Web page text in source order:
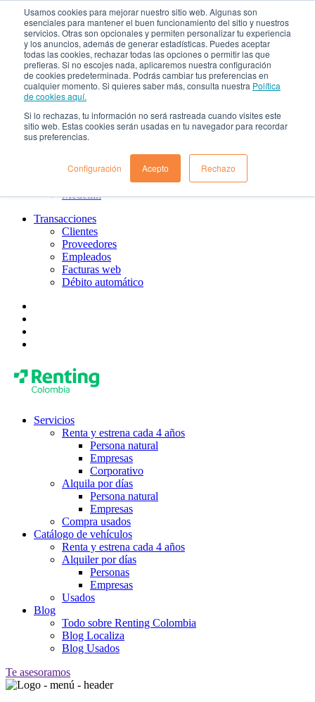
Usamos cookies para mejorar nuestro sitio web. Algunas son
esenciales para mantener el buen funcionamiento del sitio y nuestros
servicios. Otras son opcionales y permiten personalizar tu experiencia
y los anuncios, además de generar estadísticas. Puedes aceptar
todas las cookies, rechazar todas las opciones o permitir las que
prefieras. Si no escojes nada, aplicaremos nuestra configuración
de cookies predeterminada. Podrás cambiar tus preferencias en
cualquier momento. Si quieres saber más, consulta nuestra Política
de cookies aquí.
Si lo rechazas, tu información no será rastreada cuando visites este
sitio web. Estas cookies serán usadas en tu navegador para recordar
sus preferencias.
Configuración Acepto Rechazo
¿Qué es el renting?
Nosotros
Nuestra cultura
Gobierno corporativo
Política de tratamiento de datos
Ayuda
Guías de Usuario clientes
PQRs
Aprende más
¿Dónde estamos?
Bogotá
Medellin
Transacciones
Clientes
Proveedores
Empleados
Facturas web
Débito automático
Servicios
Renta y estrena cada 4 años
Persona natural
Empresas
Corporativo
Alquila por días
Persona natural
Empresas
Compra usados
Catálogo de vehículos
Renta y estrena cada 4 años
Alquiler por días
Personas
Empresas
Usados
Blog
Todo sobre Renting Colombia
Blog Localiza
Blog Usados
Te asesoramos